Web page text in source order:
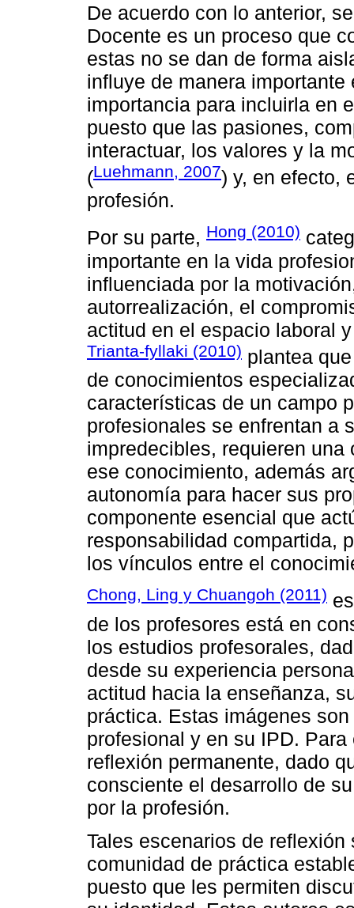
De acuerdo con lo anterior,
Docente es un proceso que
estas no se dan de forma
influye de manera
importancia para incluirla en
puesto que las pasiones,
interactuar, los valores y la
(Luehmann, 2007) y, en efecto,
profesión.
Por su parte, Hong (2010)
importante en la vida
influenciada por la
autorrealización, el
actitud en el espacio laboral
Trianta-fyllaki (2010) plantea
de conocimientos
características de un campo
profesionales se enfrentan a
impredecibles, requieren
ese conocimiento, además
autonomía para hacer sus
componente esencial que
responsabilidad compartida,
los vínculos entre el
Chong, Ling y Chuangoh (2011)
de los profesores está en
los estudios profesorales,
desde su experiencia
actitud hacia la enseñanza,
práctica. Estas imágenes
profesional y en su IPD.
reflexión permanente, dado
consciente el desarrollo de
por la profesión.
Tales escenarios de
comunidad de práctica
puesto que les permiten